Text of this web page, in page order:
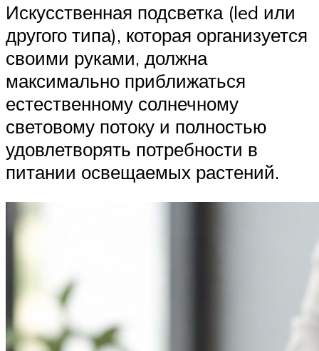
Искусственная подсветка (led или
другого типа), которая организуется
своими руками, должна
максимально приближаться
естественному солнечному
световому потоку и полностью
удовлетворять потребности в
питании освещаемых растений.